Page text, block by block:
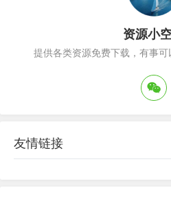
资源小
提供各类资源免费下载，有事
友情链接